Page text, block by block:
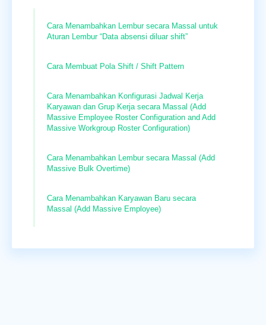
Cara Menambahkan Lembur secara Massal untuk
Aturan Lembur “Data absensi diluar shift”
Cara Membuat Pola Shift / Shift Pattern
Cara Menambahkan Konfigurasi Jadwal Kerja
Karyawan dan Grup Kerja secara Massal (Add
Massive Employee Roster Configuration and Add
Massive Workgroup Roster Configuration)
Cara Menambahkan Lembur secara Massal (Add
Massive Bulk Overtime)
Cara Menambahkan Karyawan Baru secara
Massal (Add Massive Employee)